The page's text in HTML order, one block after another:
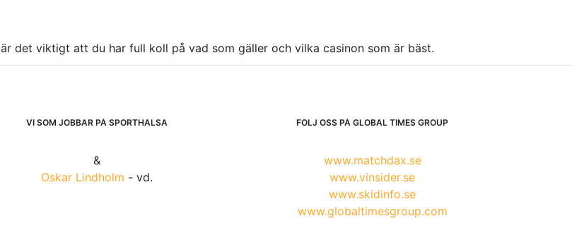
är det viktigt att du har full koll på vad som gäller och vilka casinon som är bäst.
VI SOM JOBBAR PÅ SPORTHÄLSA
&
Oskar Lindholm - vd.
FÖLJ OSS PÅ GLOBAL TIMES GROUP
www.matchdax.se
www.vinsider.se
www.skidinfo.se
www.globaltimesgroup.com